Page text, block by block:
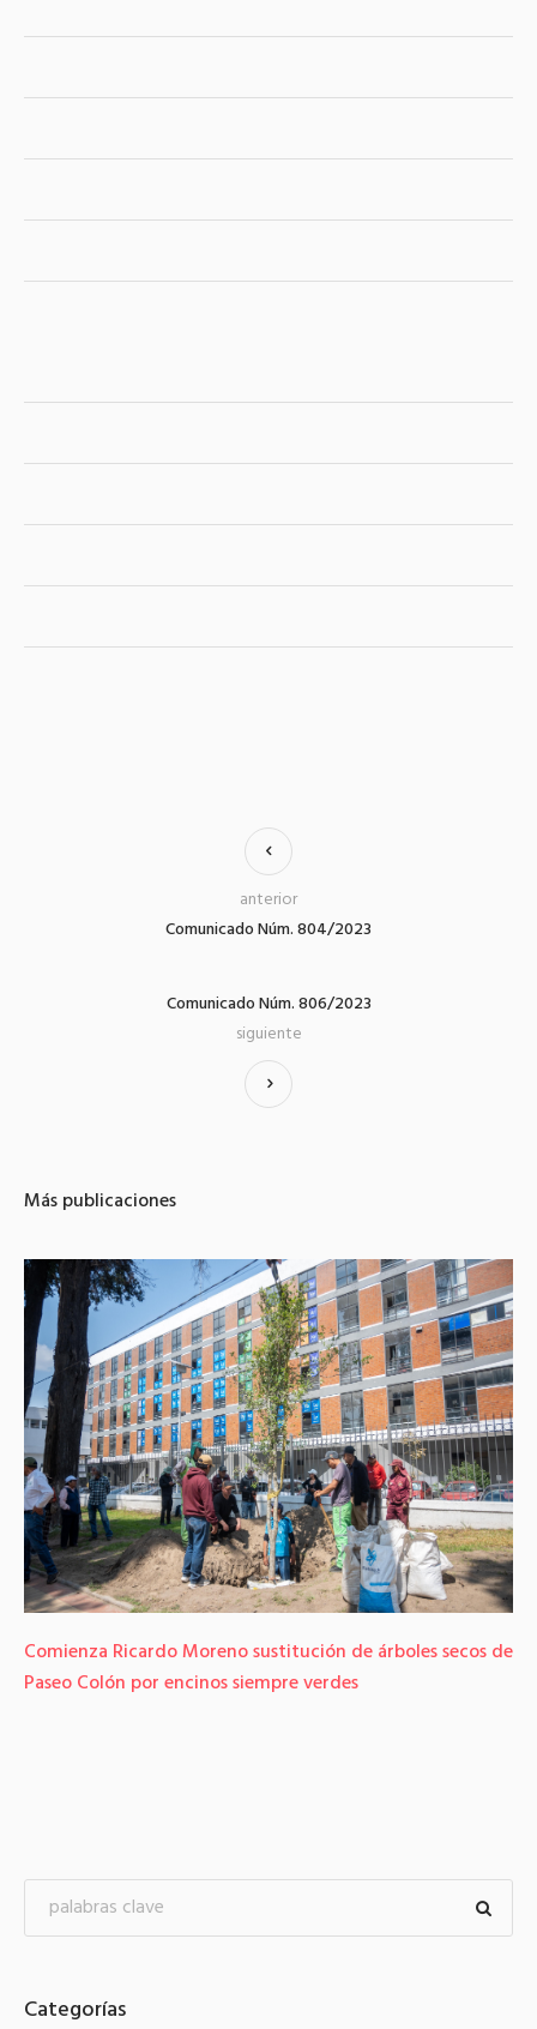
Comunicado Núm. 804/2023
anterior
Comunicado Núm. 806/2023
siguiente
Más publicaciones
Comienza Ricardo Moreno sustitución de árboles secos de
Paseo Colón por encinos siempre verdes
Categorías